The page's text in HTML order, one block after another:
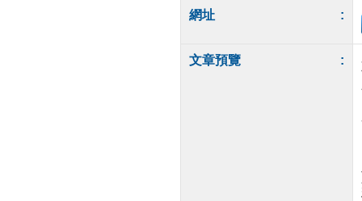
網址 :
文章預覽 :